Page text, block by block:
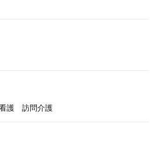
用しています。このトラフィックデータ
Cookieを無効にすることで収集を拒否す
リシーの変更
段の定めのある事項を除いて，応募者等
護 訪問介護